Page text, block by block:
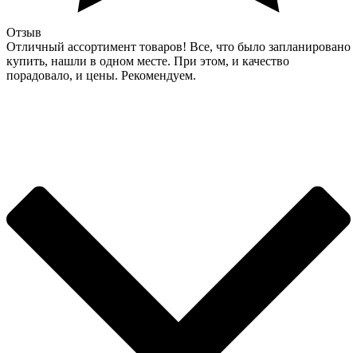
Отзыв
Отличный ассортимент товаров! Все, что было запланировано
купить, нашли в одном месте. При этом, и качество
порадовало, и цены. Рекомендуем.